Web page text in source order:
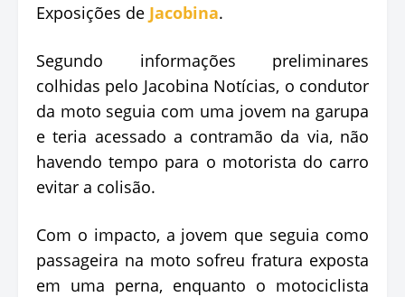
Exposições de Jacobina.
Segundo informações preliminares
colhidas pelo Jacobina Notícias, o condutor
da moto seguia com uma jovem na garupa
e teria acessado a contramão da via, não
havendo tempo para o motorista do carro
evitar a colisão.
Com o impacto, a jovem que seguia como
passageira na moto sofreu fratura exposta
em uma perna, enquanto o motociclista